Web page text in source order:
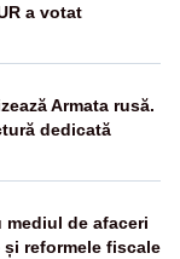
a votat
Armata rusă.
dedicată
de afaceri
reformele fiscale